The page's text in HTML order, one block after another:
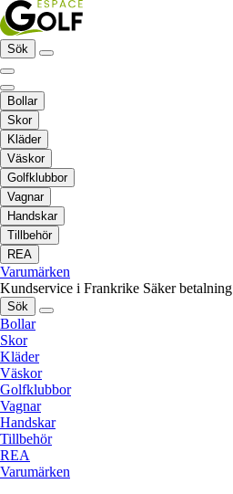
Sök
Bollar
Skor
Kläder
Väskor
Golfklubbor
Vagnar
Handskar
Tillbehör
REA
Varumärken
Kundservice i Frankrike Säker betalning
Sök
Bollar
Skor
Kläder
Väskor
Golfklubbor
Vagnar
Handskar
Tillbehör
REA
Varumärken